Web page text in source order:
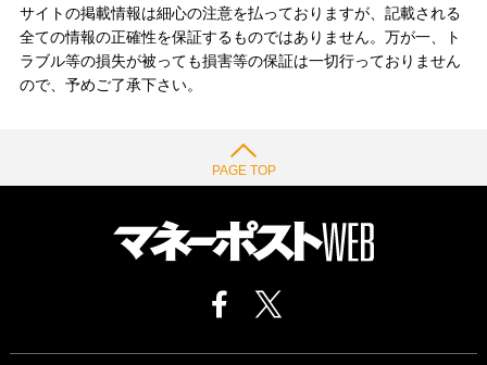
サイトの掲載情報は細心の注意を払っておりますが、記載される
全ての情報の正確性を保証するものではありません。万が一、ト
ラブル等の損失が被っても損害等の保証は一切行っておりません
ので、予めご了承下さい。
PAGE TOP